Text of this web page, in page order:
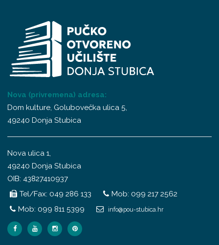
Nova (privremena) adresa:
Dom kulture, Golubovečka ulica 5,
49240 Donja Stubica
Nova ulica 1,
49240 Donja Stubica
OIB: 43827410937
Tel/Fax: 049 286 133
Mob: 099 217 2562
Mob: 099 811 5399
info@pou-stubica.hr